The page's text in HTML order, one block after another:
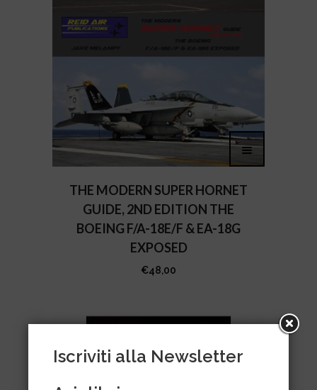
THE MODERN SUPER HORNET
GUIDE, 2ND EDITION THE
BOEING F/A-18E/F & EA-18G
EXPOSED
€48,00
Iscriviti alla Newsletter